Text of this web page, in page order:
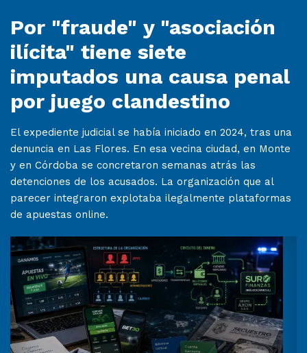
Por "fraude" y "asociación
ilícita" tiene siete
imputados una causa penal
por juego clandestino
El expediente judicial se había iniciado en 2024, tras una
denuncia en Las Flores. En esa vecina ciudad, en Monte
y en Córdoba se concretaron semanas atrás las
detenciones de los acusados. La organización que al
parecer integraron explotaba ilegalmente plataformas
de apuestas online.